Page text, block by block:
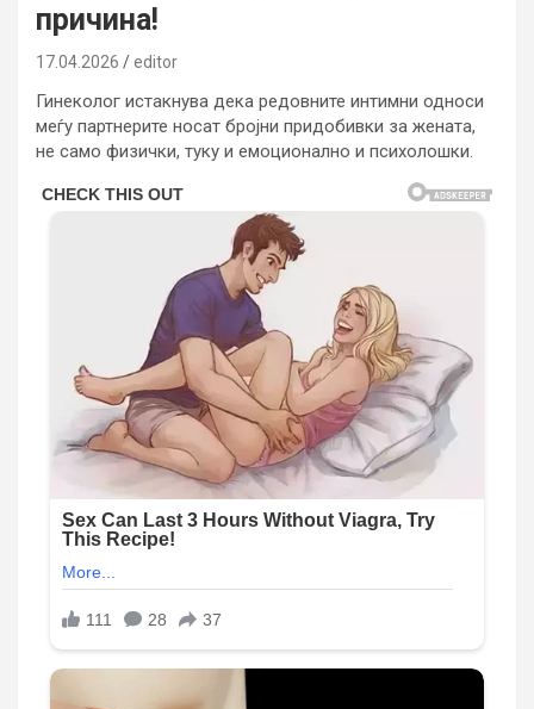
причина!
17.04.2026 editor
Гинеколог истакнува дека редовните интимни односи
меѓу партнерите носат бројни придобивки за жената,
не само физички, туку и емоционално и психолошки.